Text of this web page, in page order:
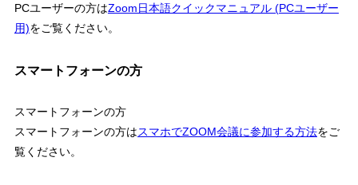
PCユーザーの方はZoom日本語クイックマニュアル (PCユーザー
用)をご覧ください。
スマートフォーンの方
スマートフォーンの方
スマートフォーンの方はスマホでZOOM会議に参加する方法をご
覧ください。